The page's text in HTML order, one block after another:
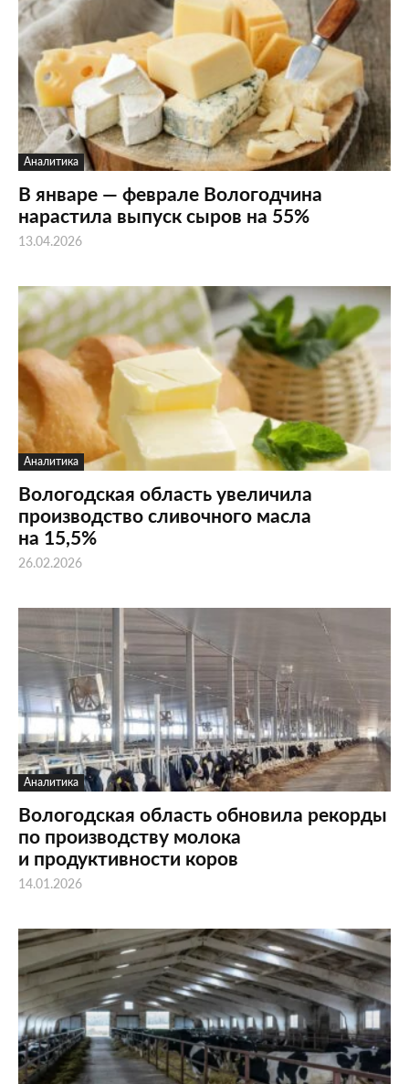
Аналитика
В январе — феврале Вологодчина
нарастила выпуск сыров на 55%
13.04.2026
Аналитика
Вологодская область увеличила
производство сливочного масла
на 15,5%
26.02.2026
Аналитика
Вологодская область обновила рекорды
по производству молока
и продуктивности коров
14.01.2026